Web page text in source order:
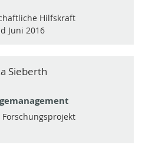
Hilfskraft
Juni 2016
Sieberth